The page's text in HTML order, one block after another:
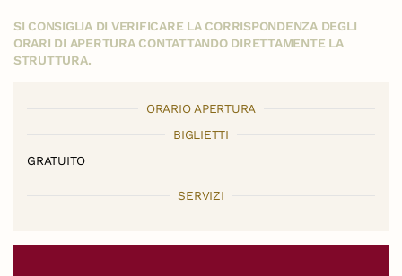
SI CONSIGLIA DI VERIFICARE LA CORRISPONDENZA DEGLI
ORARI DI APERTURA CONTATTANDO DIRETTAMENTE LA
STRUTTURA.
ORARIO APERTURA
BIGLIETTI
GRATUITO
SERVIZI